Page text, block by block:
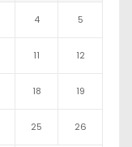
4 5
11 12
18 19
25 26